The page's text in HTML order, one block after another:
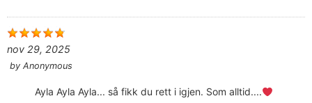
nov 29, 2025
by Anonymous
Ayla Ayla Ayla... så fikk du rett i igjen. Som alltid....